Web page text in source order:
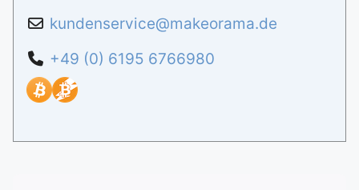
kundenservice@makeorama.de
+49 (0) 6195 6766980